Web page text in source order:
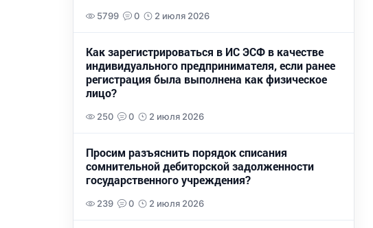
5799 0 2 июля 2026
Как зарегистрироваться в ИС ЭСФ в качестве
индивидуального предпринимателя, если ранее
регистрация была выполнена как физическое
лицо?
250 0 2 июля 2026
Просим разъяснить порядок списания
сомнительной дебиторской задолженности
государственного учреждения?
239 0 2 июля 2026